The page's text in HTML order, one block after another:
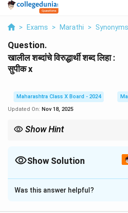
> Exams > Marathi >
Question.
खालील शब्दांचे विरुद्धार्थी शब्द लिहा :
सुपीक x
Maharashtra Class X Board - 2024
Updated On: Nov 18, 2025
Show Hint
Show Solution
Solution and Explanation
सुपीक = अरिद्र, बंजर, अनुपजाऊ
Was this answer helpful?